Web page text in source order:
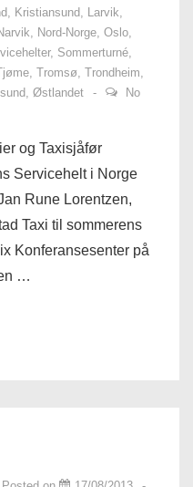
, Kristiansund, Larvik,
, Nord-Norge, Oslo,
, Sommerturné,
, Tromsø, Trondheim,
, Østlandet
No
og Taxisjåfør
Servicehelt i Norge
Rune Lorentzen,
Taxi til sommerens
Konferansesenter på
…